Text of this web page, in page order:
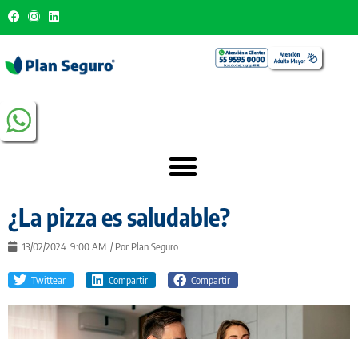
¿La pizza es saludable?
13/02/2024 9:00 AM / Por Plan Seguro
Twittear Compartir Compartir